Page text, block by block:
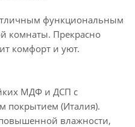
функциональным
комнаты. Прекрасно
комфорт и уют.
МДФ и ДСП с
покрытием (Италия).
влажности,